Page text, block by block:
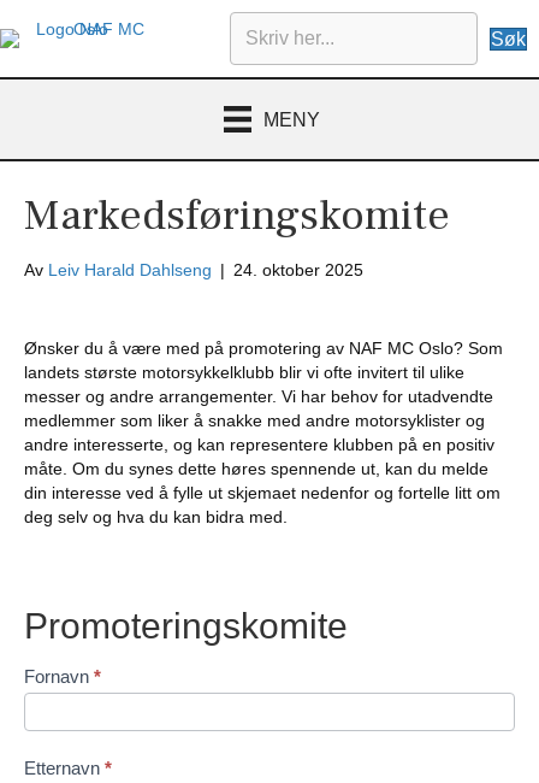
Søk
MENY
Markedsføringskomite
Av Leiv Harald Dahlseng | 24. oktober 2025
Ønsker du å være med på promotering av NAF MC Oslo? Som
landets største motorsykkelklubb blir vi ofte invitert til ulike
messer og andre arrangementer. Vi har behov for utadvendte
medlemmer som liker å snakke med andre motorsyklister og
andre interesserte, og kan representere klubben på en positiv
måte. Om du synes dette høres spennende ut, kan du melde
din interesse ved å fylle ut skjemaet nedenfor og fortelle litt om
deg selv og hva du kan bidra med.
Promoteringskomite
Promoteringskomite
Fornavn *
Etternavn *